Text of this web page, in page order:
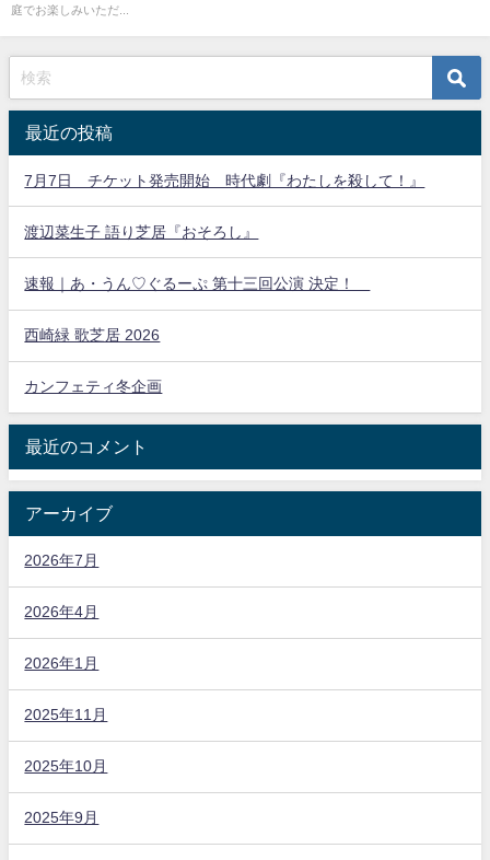
庭でお楽しみいただ...
最近の投稿
7月7日 チケット発売開始 時代劇『わたしを殺して！』
渡辺菜生子 語り芝居『おそろし』
速報｜あ・うん♡ぐるーぷ 第十三回公演 決定！
西崎緑 歌芝居 2026
カンフェティ冬企画
最近のコメント
アーカイブ
2026年7月
2026年4月
2026年1月
2025年11月
2025年10月
2025年9月